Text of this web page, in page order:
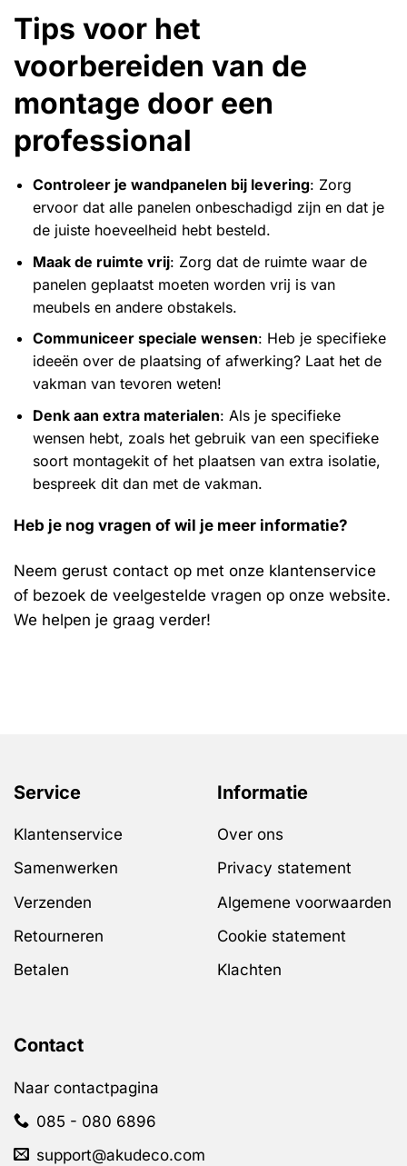
Tips voor het
voorbereiden van de
montage door een
professional
Controleer je wandpanelen bij levering: Zorg
ervoor dat alle panelen onbeschadigd zijn en dat je
de juiste hoeveelheid hebt besteld.
Maak de ruimte vrij: Zorg dat de ruimte waar de
panelen geplaatst moeten worden vrij is van
meubels en andere obstakels.
Communiceer speciale wensen: Heb je specifieke
ideeën over de plaatsing of afwerking? Laat het de
vakman van tevoren weten!
Denk aan extra materialen: Als je specifieke
wensen hebt, zoals het gebruik van een specifieke
soort montagekit of het plaatsen van extra isolatie,
bespreek dit dan met de vakman.
Heb je nog vragen of wil je meer informatie?
Neem gerust contact op met onze klantenservice
of bezoek de veelgestelde vragen op onze website.
We helpen je graag verder!
Service
Klantenservice
Samenwerken
Verzenden
Retourneren
Betalen
Informatie
Over ons
Privacy statement
Algemene voorwaarden
Cookie statement
Klachten
Contact
Naar contactpagina
085 - 080 6896
support@akudeco.com